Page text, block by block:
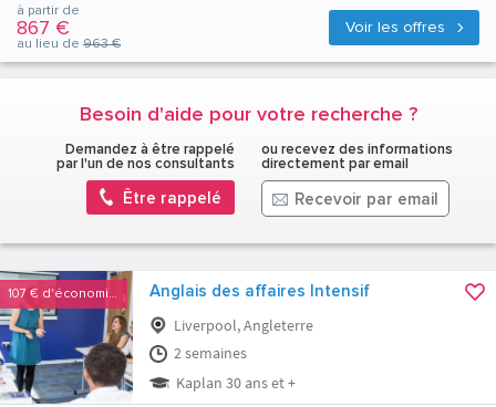
Voir les offres
à partir de
867 €
au lieu de 963 €
Besoin d'aide pour votre recherche ?
Demandez à être rappelé
par l'un de nos consultants
Être rappelé
ou recevez des informations
directement par email
Recevoir par email
107 € d'économies Anglais des affaires Intensif
Liverpool, Angleterre
2 semaines
Kaplan 30 ans et +